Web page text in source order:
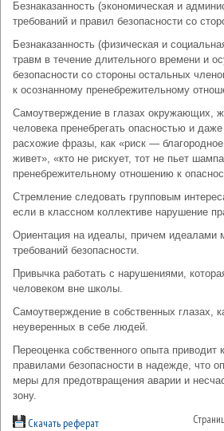
Безнаказанность (экономическая и
требований и правил безопасности со
Безнаказанность (физическая и
травм в течение длительного времени и
безопасности со стороны остальных
к осознанному пренебрежительному
Самоутверждение в глазах окружающих,
человека пренебрегать опасностью и
расхожие фразы, как «риск —
живет», «кто не рискует, тот не пьет
пренебрежительному отношению к
Стремление следовать групповым
если в классном коллективе нарушение
Ориентация на идеалы, причем идеалами
требований безопасности.
Привычка работать с нарушениями,
человеком вне школы.
Самоутверждение в собственных глазах,
неуверенных в себе людей.
Переоценка собственного опыта приводит
правилами безопасности в надежде, что
меры для предотвращения аварии и
зону.
Скачать реферат